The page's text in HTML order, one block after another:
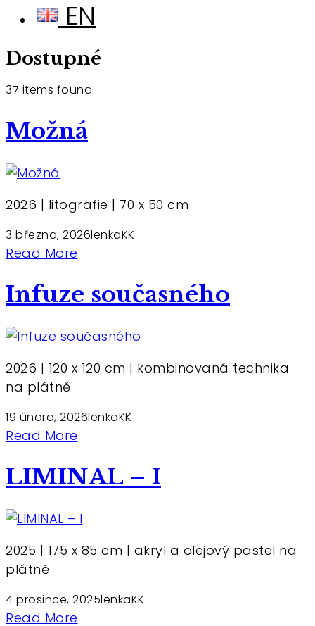
Dostupné
37 items found
Možná
2026 | litografie | 70 x 50 cm
3 března, 2026lenkaKK
Read More
Infuze současného
2026 | 120 x 120 cm | kombinovaná technika
na plátně
19 února, 2026lenkaKK
Read More
LIMINAL – I
2025 | 175 x 85 cm | akryl a olejový pastel na
plátně
4 prosince, 2025lenkaKK
Read More